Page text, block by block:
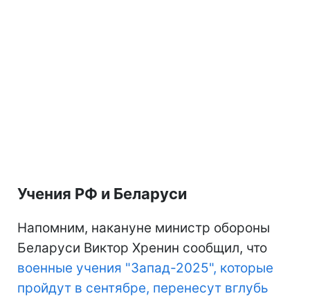
Учения РФ и Беларуси
Напомним, накануне министр обороны
Беларуси Виктор Хренин сообщил, что
военные учения "Запад-2025", которые
пройдут в сентябре, перенесут вглубь